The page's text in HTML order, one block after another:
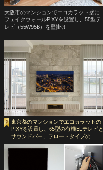
大阪市のマンションでエコカラット壁に
フェイクウォールPIXYを設置し、55型テ
レビ（55W95B）を壁掛け
東京都のマンションでエコカラットの
PIXYを設置し、65型の有機ELテレビと
サウンドバー、フロートタイプの…